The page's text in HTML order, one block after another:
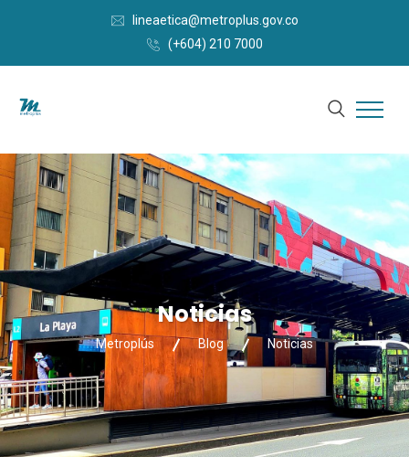
lineaetica@metroplus.gov.co
(+604) 210 7000
Noticias
Metroplús Blog Noticias